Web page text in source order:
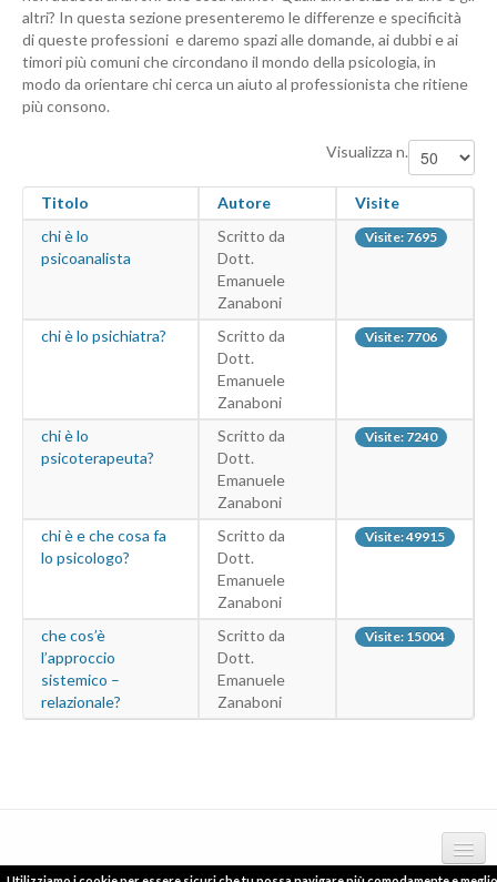
altri? In questa sezione presenteremo le differenze e specificità
di queste professioni e daremo spazi alle domande, ai dubbi e ai
timori più comuni che circondano il mondo della psicologia, in
modo da orientare chi cerca un aiuto al professionista che ritiene
più consono.
Visualizza n.
Titolo Autore
Visite
chi è lo
psicoanalista
Scritto da
Dott.
Emanuele
Zanaboni
Visite: 7695
chi è lo psichiatra?
Scritto da
Dott.
Emanuele
Zanaboni
Visite: 7706
chi è lo
psicoterapeuta?
Scritto da
Dott.
Emanuele
Zanaboni
Visite: 7240
chi è e che cosa fa
lo psicologo?
Scritto da
Dott.
Emanuele
Zanaboni
Visite: 49915
che cos’è
l’approccio
sistemico –
relazionale?
Scritto da
Dott.
Emanuele
Zanaboni
Visite: 15004